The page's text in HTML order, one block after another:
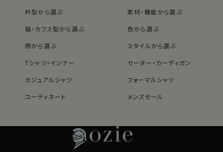
衿型から選ぶ
素材・機能から選ぶ
袖・カフス型から選ぶ
色から選ぶ
柄から選ぶ
スタイルから選ぶ
Tシャツ・インナー
セーター・カーディガン
カジュアルシャツ
フォーマルシャツ
コーディネート
メンズセール
袖・カフス型から選ぶ
カフスボタン